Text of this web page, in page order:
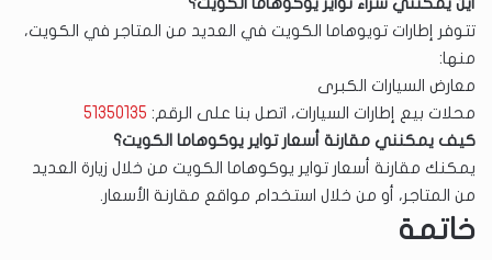
أين يمكنني شراء تواير يوكوهاما الكويت؟
تتوفر إطارات تويوهاما الكويت في العديد من المتاجر في الكويت،
منها:
معارض السيارات الكبرى
محلات بيع إطارات السيارات، اتصل بنا على الرقم: 51350135
كيف يمكنني مقارنة أسعار تواير يوكوهاما الكويت؟
يمكنك مقارنة أسعار تواير يوكوهاما الكويت من خلال زيارة العديد
من المتاجر، أو من خلال استخدام مواقع مقارنة الأسعار.
خاتمة